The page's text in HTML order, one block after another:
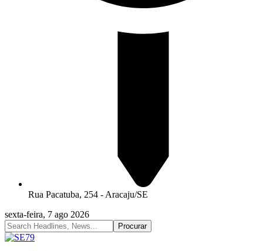
Rua Pacatuba, 254 - Aracaju/SE
sexta-feira, 7 ago 2026